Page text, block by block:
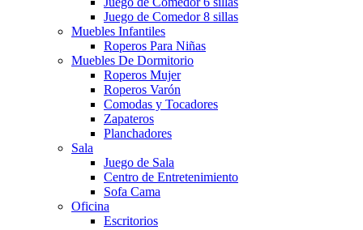
Juego de Comedor 8 sillas
Muebles Infantiles
Roperos Para Niñas
Muebles De Dormitorio
Roperos Mujer
Roperos Varón
Comodas y Tocadores
Zapateros
Planchadores
Sala
Juego de Sala
Centro de Entretenimiento
Sofa Cama
Oficina
Escritorios